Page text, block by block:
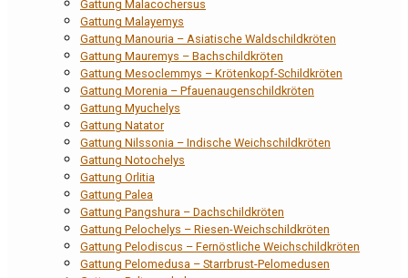
Gattung Malacochersus
Gattung Malayemys
Gattung Manouria – Asiatische Waldschildkröten
Gattung Mauremys – Bachschildkröten
Gattung Mesoclemmys – Krötenkopf-Schildkröten
Gattung Morenia – Pfauenaugenschildkröten
Gattung Myuchelys
Gattung Natator
Gattung Nilssonia – Indische Weichschildkröten
Gattung Notochelys
Gattung Orlitia
Gattung Palea
Gattung Pangshura – Dachschildkröten
Gattung Pelochelys – Riesen-Weichschildkröten
Gattung Pelodiscus – Fernöstliche Weichschildkröten
Gattung Pelomedusa – Starrbrust-Pelomedusen